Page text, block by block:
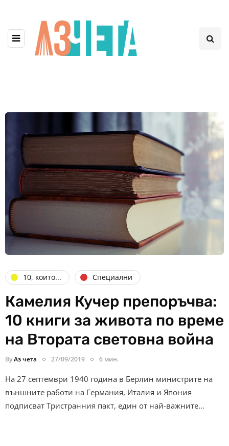
10, които... Специални
Камелия Кучер препоръчва:
10 книги за живота по време
на Втората световна война
ByАз чета 27/09/2019 6 мин.
На 27 септември 1940 година в Берлин министрите на
външните работи на Германия, Италия и Япония
подписват Тристранния пакт, един от най-важните…